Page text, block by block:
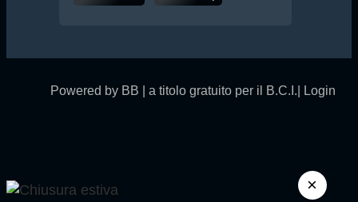
Powered by BB | a titolo gratuito per il B.C.I.| Login
×